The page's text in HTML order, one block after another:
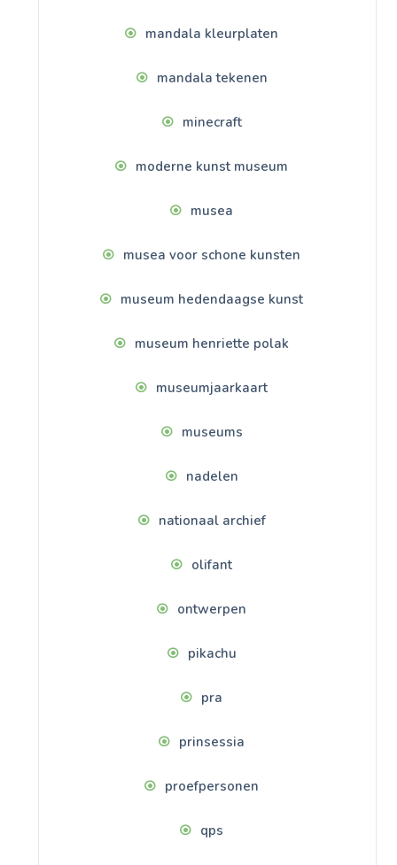
mandala kleurplaten
mandala tekenen
minecraft
moderne kunst museum
musea
musea voor schone kunsten
museum hedendaagse kunst
museum henriette polak
museumjaarkaart
museums
nadelen
nationaal archief
olifant
ontwerpen
pikachu
pra
prinsessia
proefpersonen
qps